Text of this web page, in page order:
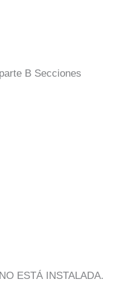
B Secciones
ESTÁ INSTALADA.